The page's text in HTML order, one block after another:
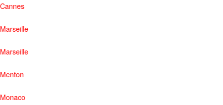
Cannes
Marseille
Marseille
Menton
Monaco